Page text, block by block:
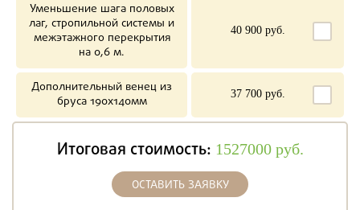
Уменьшение шага половых
лаг, стропильной системы и
межэтажного перекрытия
на 0,6 м.
40 900 руб.
Дополнительный венец из
бруса 190х140мм
37 700 руб.
Итоговая стоимость: 1527000 руб.
ОСТАВИТЬ ЗАЯВКУ